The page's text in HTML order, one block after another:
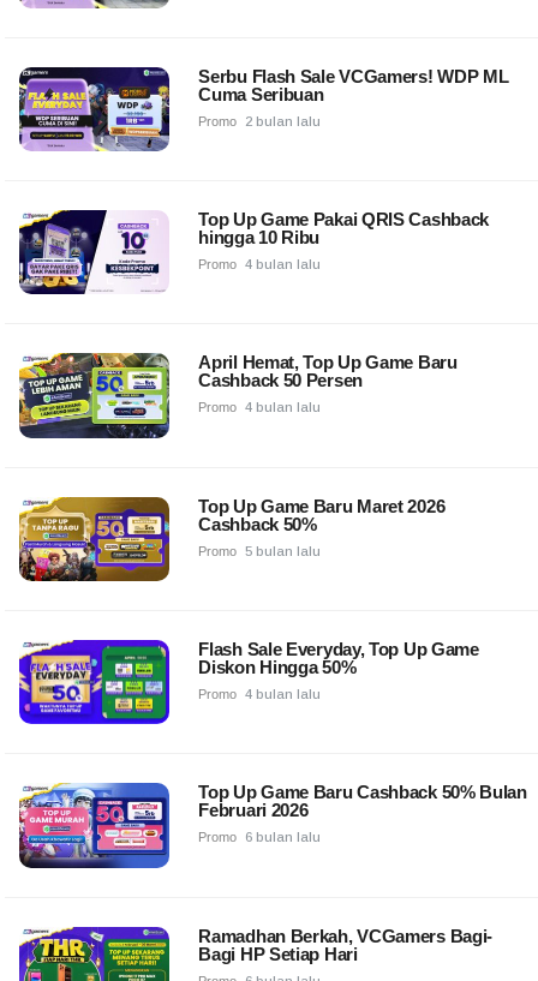
Serbu Flash Sale VCGamers! WDP ML
Cuma Seribuan
Promo 2 bulan lalu
Top Up Game Pakai QRIS Cashback
hingga 10 Ribu
Promo 4 bulan lalu
April Hemat, Top Up Game Baru
Cashback 50 Persen
Promo 4 bulan lalu
Top Up Game Baru Maret 2026
Cashback 50%
Promo 5 bulan lalu
Flash Sale Everyday, Top Up Game
Diskon Hingga 50%
Promo 4 bulan lalu
Top Up Game Baru Cashback 50% Bulan
Februari 2026
Promo 6 bulan lalu
Ramadhan Berkah, VCGamers Bagi-
Bagi HP Setiap Hari